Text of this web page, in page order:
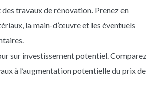
travaux de rénovation. Prenez en
la main-d’œuvre et les éventuels
sur investissement potentiel. Comparez
à l’augmentation potentielle du prix de